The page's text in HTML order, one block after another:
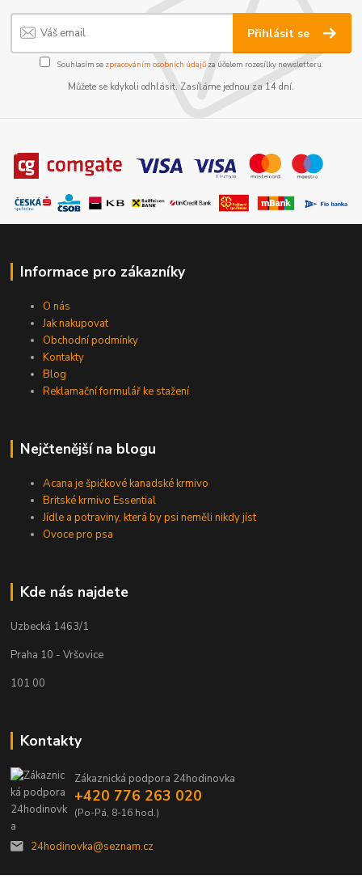
Přihlásit se
Souhlasím se zpracováním osobních údajůza účelem rozesílky newsletteru.
Můžete se kdykoli odhlásit. Zasíláme jednou za 14 dní.
Informace pro zákazníky
O nás
Jak nakupovat
Obchodní podmínky
Kontakty
Blog
Reklamační formulář ke stažení
Nejčtenější na blogu
Acana je špičkové kanadské krmivo
Britské krmivo Essential
Jídle a potraviny, která by psi neměli nikdy jíst
Ovoce pro psa
Kde nás najdete
Uzbecká 1463/1
Praha 10 - Vršovice
101 00
Kontakty
Zákaznická podpora 24hodinovka
+420 776 263 020
(Po-Pá, 8-16 hod.)
24hodinovka@seznam.cz